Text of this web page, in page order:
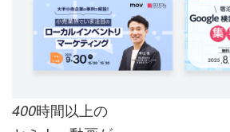
400時間以上の